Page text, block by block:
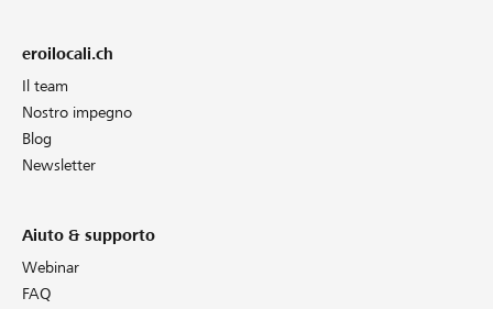
DE FR IT
eroilocali.ch
Il team
Nostro impegno
Blog
Newsletter
Aiuto & supporto
Webinar
FAQ